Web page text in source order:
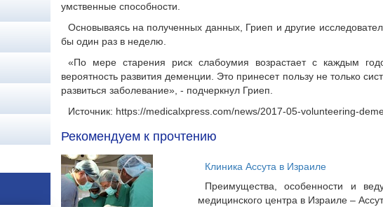
умственные способности.
Основываясь на полученных данных, Гриеп и другие
бы один раз в неделю.
«По мере старения риск слабоумия возрастает с каждым
вероятность развития деменции. Это принесет пользу не только
развиться заболевание», - подчеркнул Гриеп.
Источник: https://medicalxpress.com/news/2017-05-volunteering-
Рекомендуем к прочтению
Клиника Ассута в Израиле
Преимущества, особенности и
медицинского центра в Израиле –